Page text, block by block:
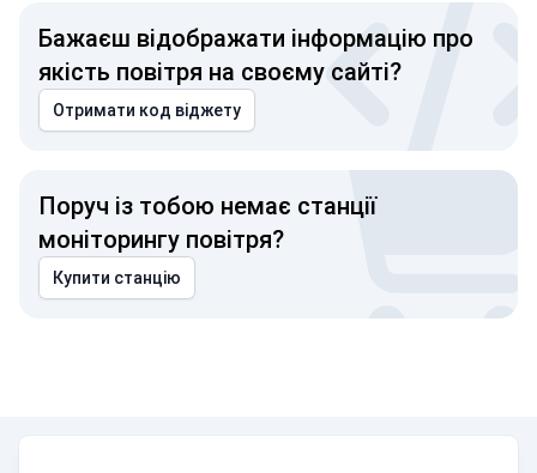
Бажаєш відображати інформацію про
якість повітря на своєму сайті?
Отримати код віджету
Поруч із тобою немає станції
моніторингу повітря?
Купити станцію